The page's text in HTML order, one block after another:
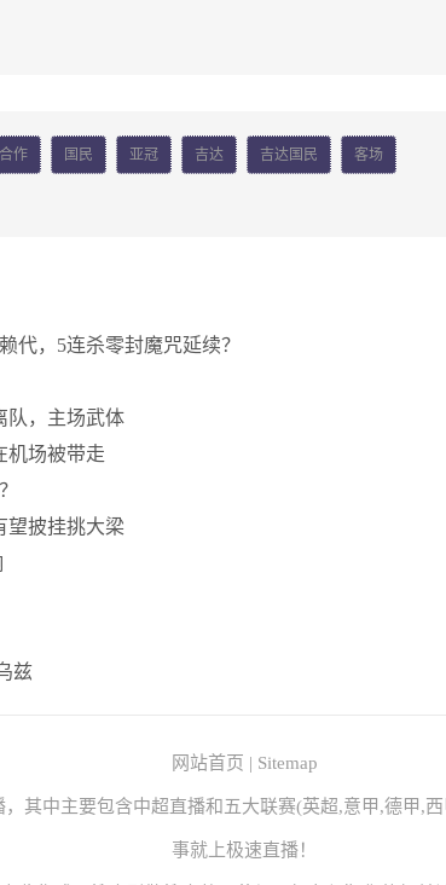
合作 国民 亚冠 吉达 吉达国民 客场
代，5连杀零封魔咒延续？
队，主场武体
机场被带走
望披挂挑大梁
兹
网站首页 | Sitemap
其中主要包含中超直播和五大联赛(英超,意甲,德甲,
事就上极速直播！